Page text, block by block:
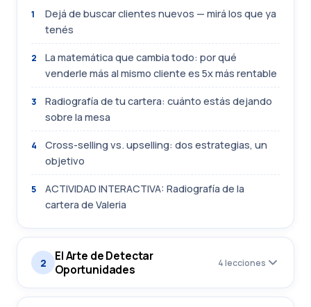
1
Dejá de buscar clientes nuevos — mirá los que ya
tenés
2
La matemática que cambia todo: por qué
venderle más al mismo cliente es 5x más rentable
3
Radiografía de tu cartera: cuánto estás dejando
sobre la mesa
4
Cross-selling vs. upselling: dos estrategias, un
objetivo
5
ACTIVIDAD INTERACTIVA: Radiografía de la
cartera de Valeria
2
El Arte de Detectar
Oportunidades
4 lecciones